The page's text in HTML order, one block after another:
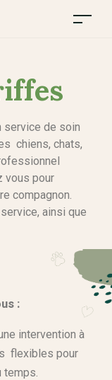
service de soin
chiens, chats,
vous pour
compagnon.
ainsi que
:
intervention à
flexibles pour
temps.